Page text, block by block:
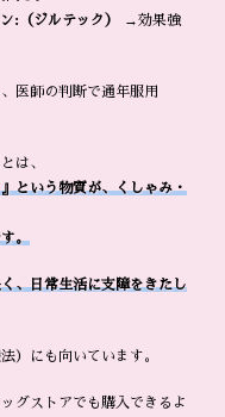
:（ジルテック）
→効果強
医師の判断で通年服用
は、
』という物質が、くしゃみ・
。
、日常生活に支障をきたし
）にも向いています。
ッグストアでも購入できるよ